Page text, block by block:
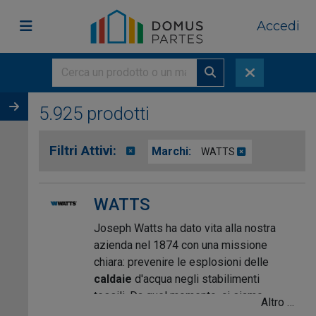
Accedi
5.925 prodotti
Filtri Attivi: Marchi: WATTS
WATTS
Joseph Watts ha dato vita alla nostra
azienda nel 1874 con una missione
chiara: prevenire le esplosioni delle
caldaie d'acqua negli stabilimenti
tessili. Da quel momento, ci siamoAltro …